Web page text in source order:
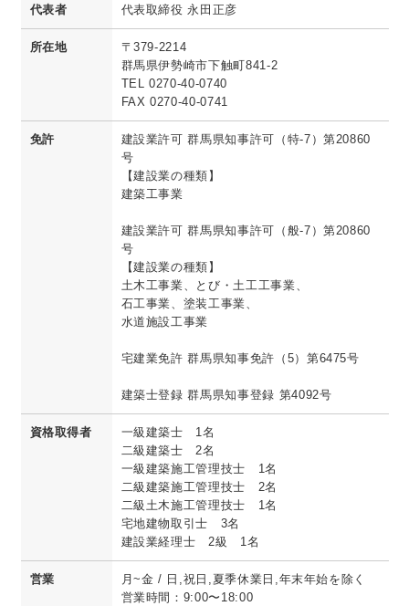
代表者 代表取締役 永田正彦
所在地
〒379-2214
群馬県伊勢崎市下触町841-2
TEL 0270-40-0740
FAX 0270-40-0741
免許
建設業許可 群馬県知事許可（特-7）第20860
号
【建設業の種類】
建築工事業
建設業許可 群馬県知事許可（般-7）第20860
号
【建設業の種類】
土木工事業、とび・土工工事業、
石工事業、塗装工事業、
水道施設工事業
宅建業免許 群馬県知事免許（5）第6475号
建築士登録 群馬県知事登録 第4092号
資格取得者
一級建築士 1名
二級建築士 2名
一級建築施工管理技士 1名
二級建築施工管理技士 2名
二級土木施工管理技士 1名
宅地建物取引士 3名
建設業経理士 2級 1名
営業
月~金 / 日,祝日,夏季休業日,年末年始を除く
営業時間：9:00〜18:00